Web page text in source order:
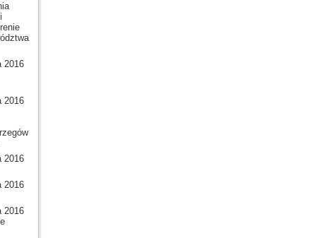
2016
2016
2016
2016
2016